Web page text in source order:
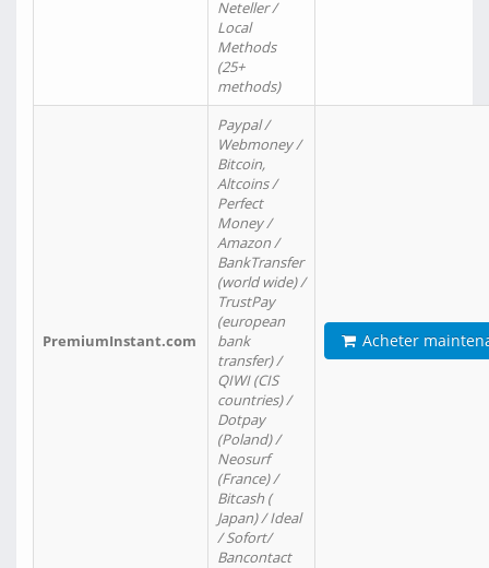
Neteller /
Local
Methods
(25+
methods)
PremiumInstant.com
Paypal /
Webmoney /
Bitcoin,
Altcoins /
Perfect
Money /
Amazon /
BankTransfer
(world wide) /
TrustPay
(european
bank
transfer) /
QIWI (CIS
countries) /
Dotpay
(Poland) /
Neosurf
(France) /
Bitcash (
Japan) / Ideal
/ Sofort/
Bancontact
Acheter